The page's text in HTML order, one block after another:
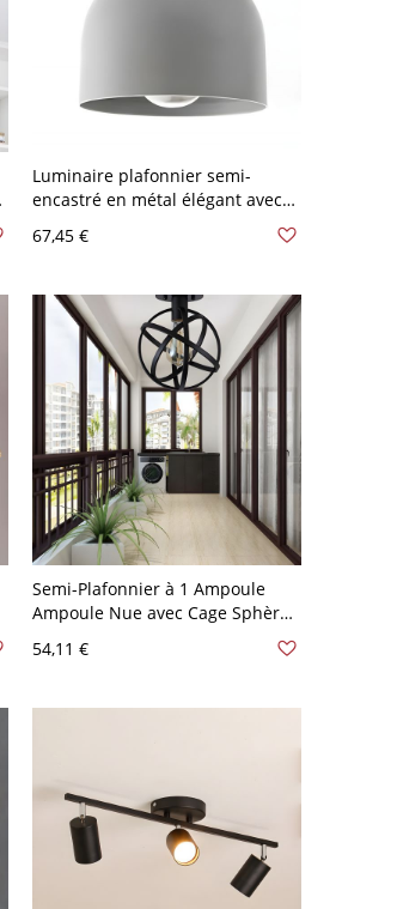
Luminaire plafonnier semi-
encastré en métal élégant avec
abat-jour en fer vers le bas pour
les maisons modernes - 110 V-
67,45 €
Semi-Plafonnier à 1 Ampoule
Ampoule Nue avec Cage Sphère
en Noir Métallique Lampe Semi-
Encastrée Style Industriel - Noir
54,11 €